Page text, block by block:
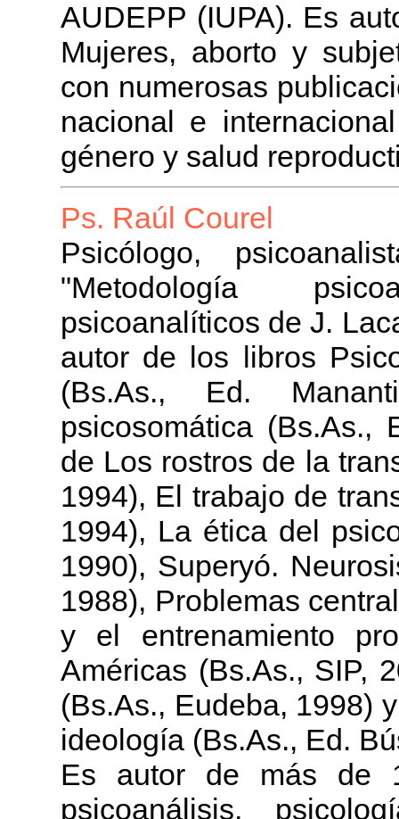
AUDEPP (IUPA). Es
Mujeres, aborto y
con numerosas
nacional e
género y salud
Ps. Raúl Courel
Psicólogo,
"Metodología
psicoanalíticos de J.
autor de los libros
(Bs.As., Ed.
psicosomática (Bs.As.,
de Los rostros de la
1994), El trabajo de
1994), La ética del
1990), Superyó.
1988), Problemas
y el entrenamiento
Américas (Bs.As., SIP,
(Bs.As., Eudeba, 1998)
ideología (Bs.As., Ed.
Es autor de más de
psicoanálisis,